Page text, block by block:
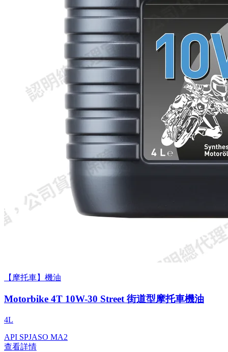
【摩托車】機油
Motorbike 4T 10W-30 Street 街道型摩托車機油
4L
API SPJASO MA2
查看詳情